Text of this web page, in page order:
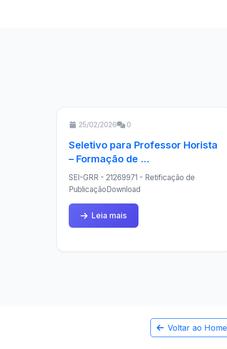
25/02/2026 0
Seletivo para Professor Horista
– Formação de ...
SEI-GRR - 21269971 - Retificação de
PublicaçãoDownload
Leia mais
Voltar ao Home